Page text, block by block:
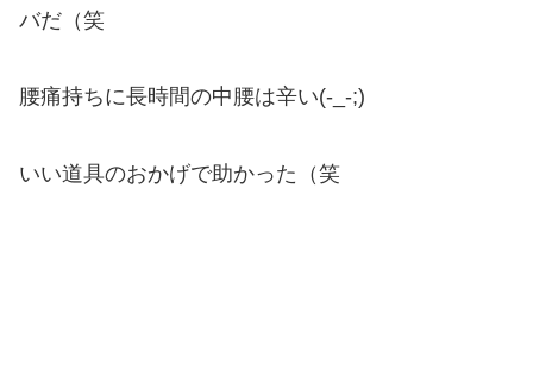
バだ（笑
腰痛持ちに長時間の中腰は辛い(-_-;)
いい道具のおかげで助かった（笑